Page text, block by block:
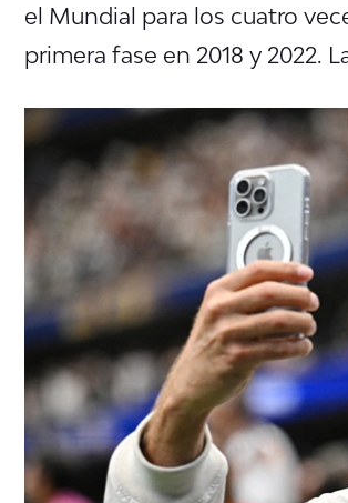
el Mundial para los cuatro
primera fase en 2018 y 2022.